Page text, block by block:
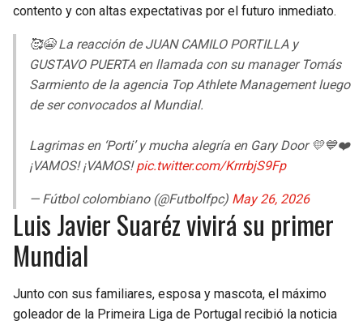
contento y con altas expectativas por el futuro inmediato.
🥰😭 La reacción de JUAN CAMILO PORTILLA y
GUSTAVO PUERTA en llamada con su manager Tomás
Sarmiento de la agencia Top Athlete Management luego
de ser convocados al Mundial.
Lagrimas en ‘Porti’ y mucha alegría en Gary Door 💛💙❤️
¡VAMOS! ¡VAMOS!pic.twitter.com/KrrrbjS9Fp
— Fútbol colombiano (@Futbolfpc) May 26, 2026
Luis Javier Suaréz vivirá su primer
Mundial
Junto con sus familiares, esposa y mascota, el máximo
goleador de la Primeira Liga de Portugal recibió la noticia